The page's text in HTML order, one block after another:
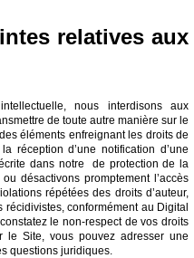
relatives aux
nous interdisons aux
de toute autre manière sur le
éléments enfreignant les droits de
réception d’une notification d’une
dans notre de protection de la
désactivons promptement l’accès
répétées des droits d’auteur,
conformément au Digital
le non-respect de vos droits
le Site, vous pouvez adresser une
questions juridiques.